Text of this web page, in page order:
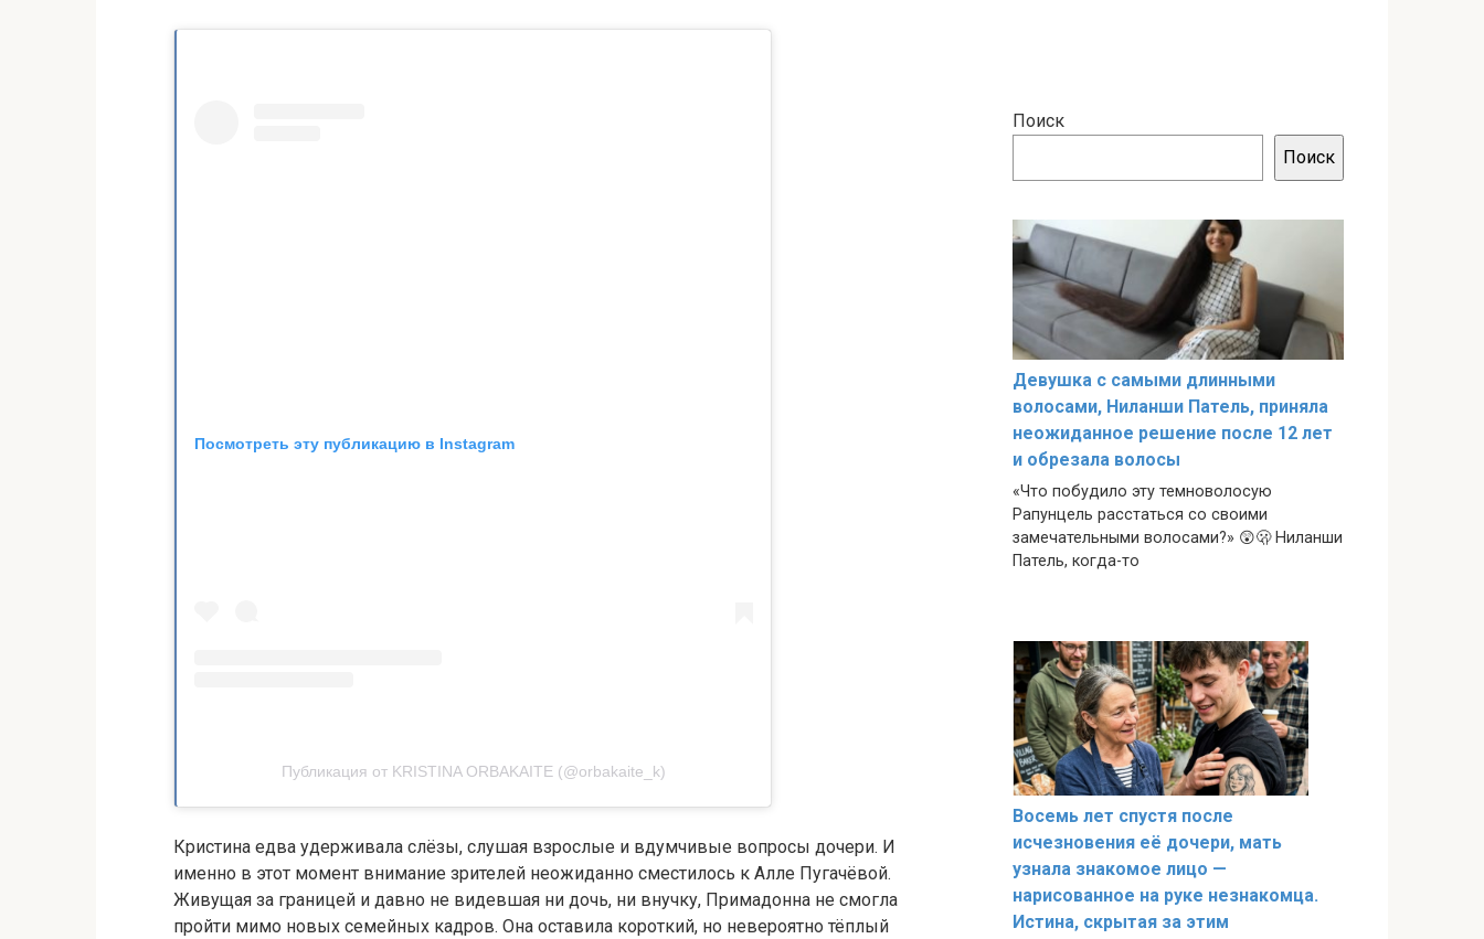
Посмотреть эту публикацию в Instagram
Публикация от KRISTINA ORBAKAITE (@orbakaite_k)
Кристина едва удерживала слёзы, слушая взрослые и вдумчивые вопросы дочери. И
именно в этот момент внимание зрителей неожиданно сместилось к Алле Пугачёвой.
Живущая за границей и давно не видевшая ни дочь, ни внучку, Примадонна не смогла
пройти мимо новых семейных кадров. Она оставила короткий, но невероятно тёплый
Поиск
Поиск
Девушка с самыми длинными
волосами, Ниланши Патель, приняла
неожиданное решение после 12 лет
и обрезала волосы
«Что побудило эту темноволосую
Рапунцель расстаться со своими
замечательными волосами?» 😲🫢 Ниланши
Патель, когда-то
Восемь лет спустя после
исчезновения её дочери, мать
узнала знакомое лицо —
нарисованное на руке незнакомца.
Истина, скрытая за этим